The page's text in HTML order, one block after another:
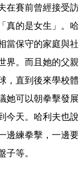
在賽前曾經接受訪
真的是女生」。哈
當保守的家庭與社
界。而且她的父親
，直到後來學校體
她可以朝拳擊發展
今天。哈利夫也說
邊練拳擊，一邊要
等。